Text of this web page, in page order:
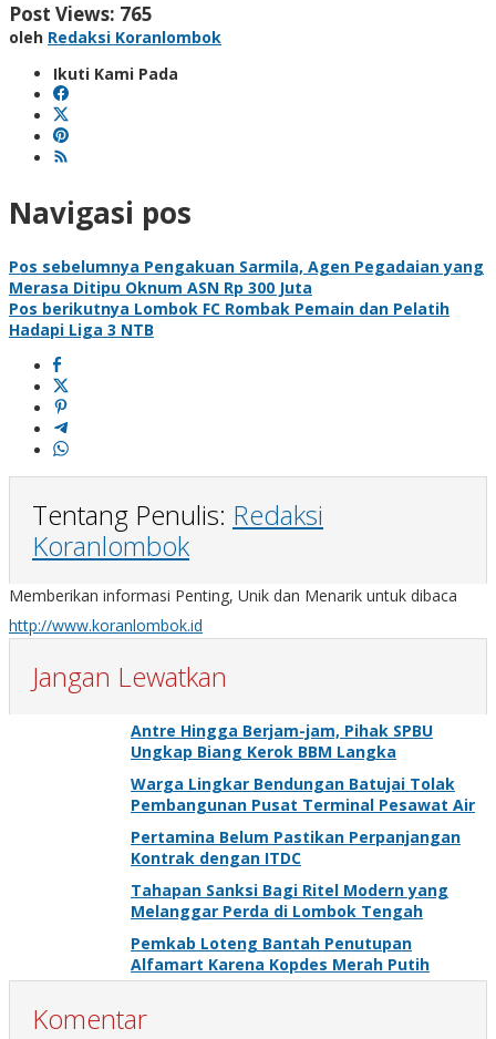
Post Views: 765
oleh Redaksi Koranlombok
Ikuti Kami Pada
Navigasi pos
Pos sebelumnya Pengakuan Sarmila, Agen Pegadaian yang
Merasa Ditipu Oknum ASN Rp 300 Juta
Pos berikutnya Lombok FC Rombak Pemain dan Pelatih
Hadapi Liga 3 NTB
Tentang Penulis: Redaksi
Koranlombok
Memberikan informasi Penting, Unik dan Menarik untuk dibaca
http://www.koranlombok.id
Jangan Lewatkan
Antre Hingga Berjam-jam, Pihak SPBU
Ungkap Biang Kerok BBM Langka
Warga Lingkar Bendungan Batujai Tolak
Pembangunan Pusat Terminal Pesawat Air
Pertamina Belum Pastikan Perpanjangan
Kontrak dengan ITDC
Tahapan Sanksi Bagi Ritel Modern yang
Melanggar Perda di Lombok Tengah
Pemkab Loteng Bantah Penutupan
Alfamart Karena Kopdes Merah Putih
Komentar